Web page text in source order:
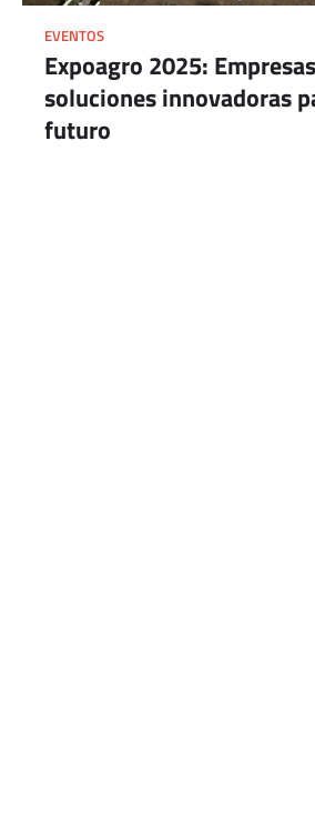
EVENTOS
Expoagro 2025:
soluciones innovadoras
futuro